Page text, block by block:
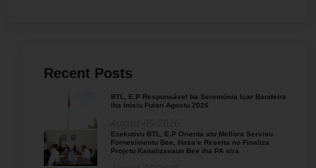
Recent Posts
BTL, E.P Responsável ba Seremónia Içar Bandeira
iha Inísiu Fulan Agostu 2026
Ezekutivu BTL, E.P Orienta atu Mellora Servisu
Fornesimentu Bee, Hasa’e Reseita no Finaliza
Projetu Kanalizasaun Bee iha PA sira